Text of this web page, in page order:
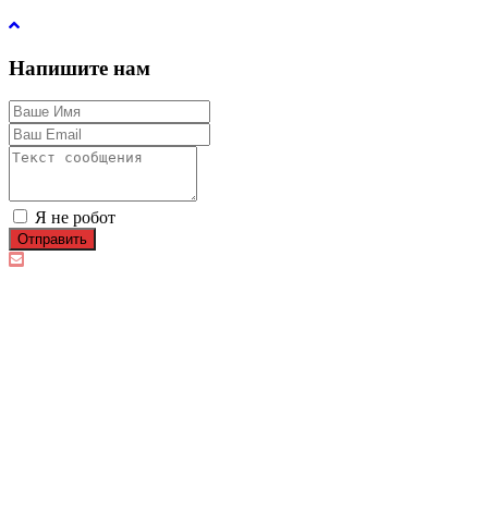
Напишите нам
Я не робот
Отправить